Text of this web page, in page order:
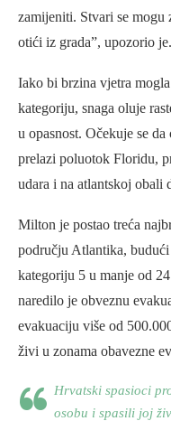
zamijeniti. Stvari se
otići iz grada”, upozorio je.
Iako bi brzina vjetra
kategoriju, snaga oluje
u opasnost. Očekuje se
prelazi poluotok Floridu,
udara i na atlantskoj obali
Milton je postao treća
području Atlantika,
kategoriju 5 u manje od
naredilo je obveznu
evakuaciju više od
živi u zonama obavezne
Hrvatski spasioci
osobu i spasili joj